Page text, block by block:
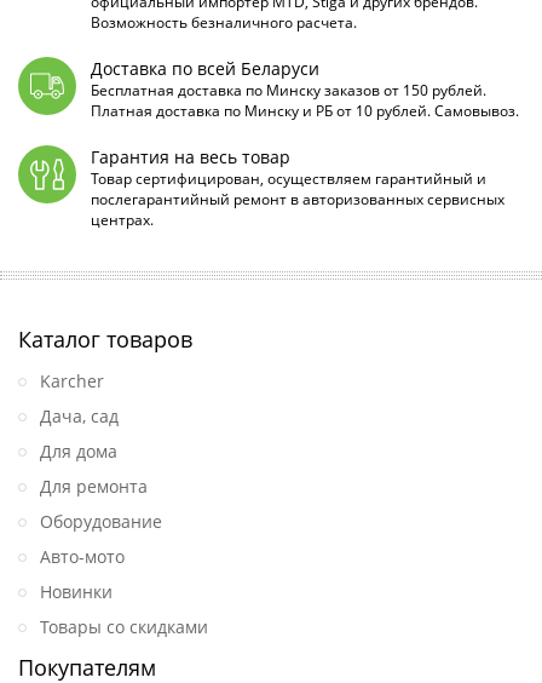
Возможность безналичного расчета.
Доставка по всей Беларуси
Бесплатная доставка по Минску заказов от 150 рублей.
Платная доставка по Минску и РБ от 10 рублей. Самовывоз.
Гарантия на весь товар
Товар сертифицирован, осуществляем гарантийный и
послегарантийный ремонт в авторизованных сервисных
центрах.
Каталог товаров
Karcher
Дача, сад
Для дома
Для ремонта
Оборудование
Авто-мото
Новинки
Товары со скидками
Покупателям